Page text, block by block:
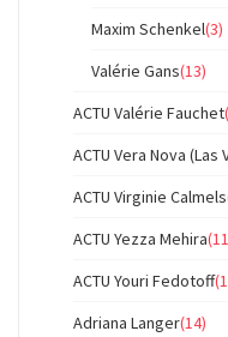
Maxim Schenkel(3)
Valérie Gans(13)
ACTU Valérie Fauchet
ACTU Vera Nova (Las
ACTU Virginie Calmels
ACTU Yezza Mehira
ACTU Youri Fedotoff
Adriana Langer(14)